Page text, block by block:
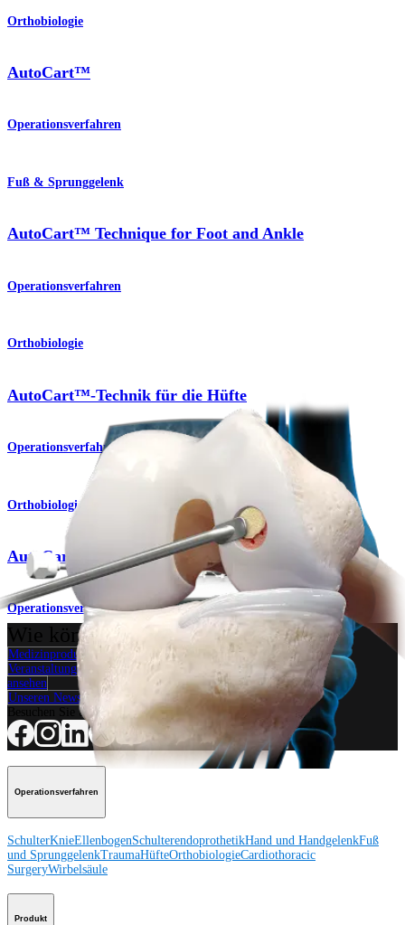
Orthobiologie
AutoCart™
Operationsverfahren
Fuß & Sprunggelenk
AutoCart™ Technique for Foot and Ankle
Operationsverfahren
Orthobiologie
AutoCart™-Technik für die Hüfte
Operationsverfahren
Orthobiologie
AutoCart™ Technique for the Knee
Operationsverfahren
Wie können wir Ihnen helfen?
Medizinproduktberater:in kontaktieren
Veranstaltungen, Lab-Vorführungen und Schulungsmöglichkeiten
ansehen
Unseren Newsletter abonnieren
Besuchen Sie uns
Operationsverfahren
SchulterKnieEllenbogenSchulterendoprothetikHand und HandgelenkFuß
und SprunggelenkTraumaHüfteOrthobiologieCardiothoracic
SurgeryWirbelsäule
Produkt